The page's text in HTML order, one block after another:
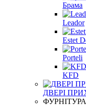
Брама
Leador
Estet
Porteli
KFD
ДВЕРІ